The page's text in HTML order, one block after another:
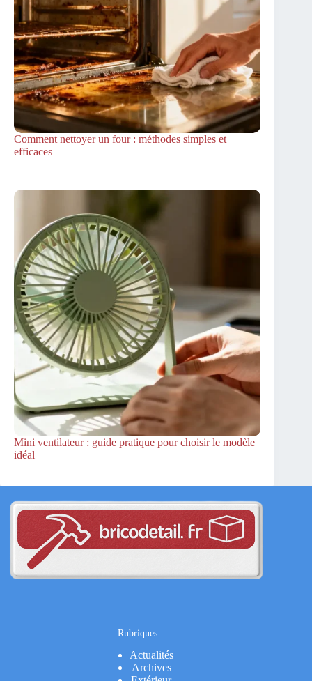
Comment nettoyer un four : méthodes simples et
efficaces
Mini ventilateur : guide pratique pour choisir le modèle
idéal
Rubriques
Actualités
Archives